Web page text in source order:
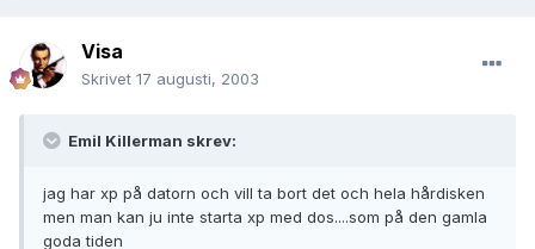
Visa
Skrivet 17 augusti, 2003
Emil Killerman skrev:
jag har xp på datorn och vill ta bort det och hela hårdisken
men man kan ju inte starta xp med dos....som på den gamla
goda tiden